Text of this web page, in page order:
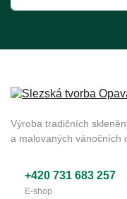
Výroba tradičních
a malovaných vánočních
+420 731 683 257
E-shop